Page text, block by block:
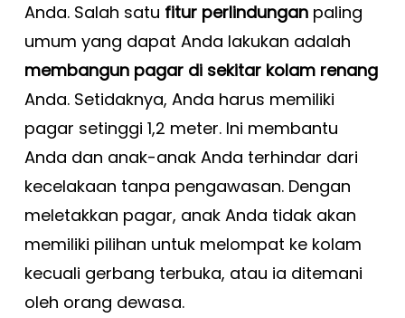
Anda. Salah satu fitur perlindunganpaling
umum yang dapat Anda lakukan adalah
membangun pagar di sekitar kolam renang
Anda. Setidaknya, Anda harus memiliki
pagar setinggi 1,2 meter. Ini membantu
Anda dan anak-anak Anda terhindar dari
kecelakaan tanpa pengawasan. Dengan
meletakkan pagar, anak Anda tidak akan
memiliki pilihan untuk melompat ke kolam
kecuali gerbang terbuka, atau ia ditemani
oleh orang dewasa.